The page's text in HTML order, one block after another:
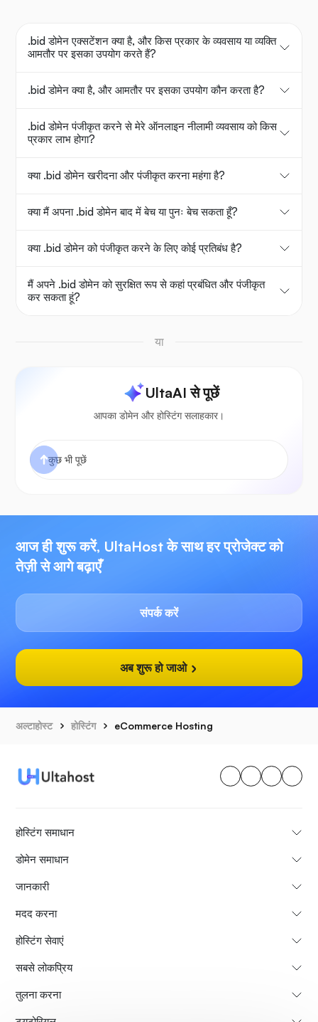
.bid डोमेन एक्सटेंशन क्या है, और किस प्रकार के व्यवसाय या व्यक्ति
आमतौर पर इसका उपयोग करते हैं?
.bid डोमेन क्या है, और आमतौर पर इसका उपयोग कौन करता है?
.bid डोमेन पंजीकृत करने से मेरे ऑनलाइन नीलामी व्यवसाय को किस
प्रकार लाभ होगा?
क्या .bid डोमेन खरीदना और पंजीकृत करना महंगा है?
क्या मैं अपना .bid डोमेन बाद में बेच या पुनः बेच सकता हूँ?
क्या .bid डोमेन को पंजीकृत करने के लिए कोई प्रतिबंध है?
मैं अपने .bid डोमेन को सुरक्षित रूप से कहां प्रबंधित और पंजीकृत
कर सकता हूं?
या
UltaAI से पूछें
आपका डोमेन और होस्टिंग सलाहकार।
आज ही शुरू करें, UltaHost के साथ हर प्रोजेक्ट को
तेज़ी से आगे बढ़ाएँ
संपर्क करें
अब शुरू हो जाओ
अल्टाहोस्ट होस्टिंग eCommerce Hosting
होस्टिंग समाधान
डोमेन समाधान
जानकारी
मदद करना
होस्टिंग सेवाएं
सबसे लोकप्रिय
तुलना करना